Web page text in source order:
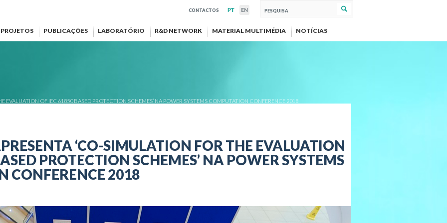
PROJETOS PUBLICAÇÕES LABORATÓRIO R&D NETWORK MATERIAL MULTIMÉDIA
NOTÍCIAS
CONTACTOS
EVALUATION OF IEC 61850 BASED PROTECTION SCHEMES’ NA POWER SYSTEMS COMPUTATION CONFERENCE 2018
‘CO-SIMULATION FOR THE EVALUATION
PROTECTION SCHEMES’ NA POWER SYSTEMS
CONFERENCE 2018